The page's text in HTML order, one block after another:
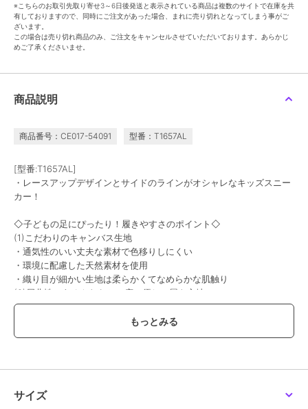
※こちらのお取引先取り寄せ3～6日後発送と表示されている商品は複数のサイトで在庫を共
有しておりますので、同時にご注文があった場合、まれに売り切れとなってしまう事がご
ざいます。
この場合は売り切れ商品のみ、ご注文をキャンセルさせていただいております。あらかじ
めご了承くださいませ。
商品説明
商品番号：CE017-54091 型番：T1657AL
[型番:T1657AL]
・レースアップデザインとサイドのラインがオシャレなキッズスニー
カー！
◇子どもの足にぴったり！履きやすさのポイント◇
(1)こだわりのキャンバス生地
・通気性のいい丈夫な素材で色移りしにくい
・環境に配慮した天然素材を使用
・織り目が細かい生地は柔らかくてなめらかな肌触り
(2)屈曲性のあるやわらかい底で優しい履き心地
（靴底の硬度はA45以下）
(3)かかとをしっかりホールド
(4)ゴム紐とU型マジックテープで足に合わせて自由に調整
※ 生産時期によって色味や仕様が異なる場合がございます。
※ 画像はサンプルを使用している為、実際にお届けする商品と仕様
サイズ